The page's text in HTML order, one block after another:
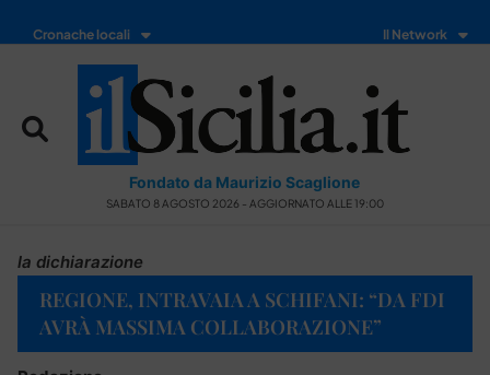
Cronache locali Il Network
Fondato da Maurizio Scaglione
SABATO 8 AGOSTO 2026 - AGGIORNATO ALLE 19:00
la dichiarazione
REGIONE, INTRAVAIA A SCHIFANI: “DA FDI
AVRÀ MASSIMA COLLABORAZIONE”